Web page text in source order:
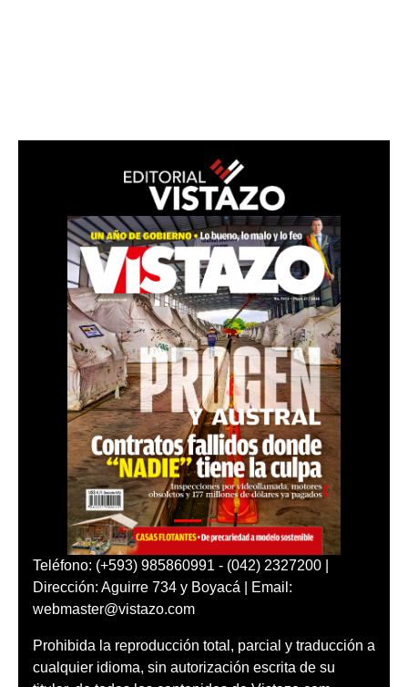
Teléfono: (+593) 985860991 - (042) 2327200 |
Dirección: Aguirre 734 y Boyacá | Email:
webmaster@vistazo.com
Prohibida la reproducción total, parcial y traducción a
cualquier idioma, sin autorización escrita de su